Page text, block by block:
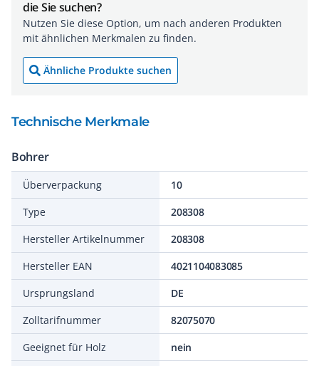
die Sie suchen?
Nutzen Sie diese Option, um nach anderen Produkten
mit ähnlichen Merkmalen zu finden.
Ähnliche Produkte suchen
Technische Merkmale
Bohrer
Überverpackung
10
Type
208308
Hersteller Artikelnummer
208308
Hersteller EAN
4021104083085
Ursprungsland
DE
Zolltarifnummer
82075070
Geeignet für Holz
nein